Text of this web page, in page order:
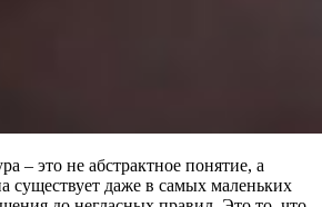
– это не абстрактное понятие, а
существует даже в самых маленьких